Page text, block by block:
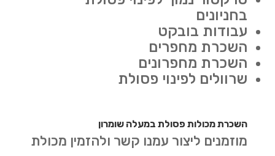
בחניונים
עבודות בובקט
השכרת מחפרים
השכרת מחפרונים
שרוולים לפינוי פסולת
השכרת מכולות פסולת במעלה שומרון
מוזמנים ליצור עמנו קשר ולהזמין מכולת